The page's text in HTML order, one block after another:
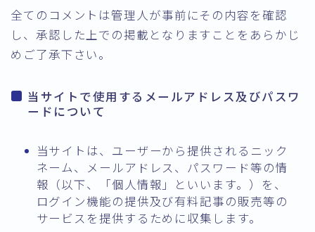
全てのコメントは管理人が事前にその内容を確認
し、承認した上での掲載となりますことをあらかじ
めご了承下さい。
当サイトで使用するメールアドレス及びパスワ
ードについて
当サイトは、ユーザーから提供されるニック
ネーム、メールアドレス、パスワード等の情
報（以下、「個人情報」といいます。）を、
ログイン機能の提供及び有料記事の販売等の
サービスを提供するために収集します。